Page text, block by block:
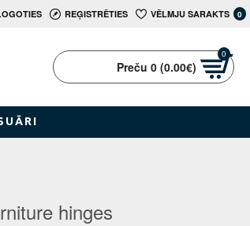
REĢISTRĒTIES VĒLMJU SARAKTS 0
Preču 0 (0.00€)
0
hinges